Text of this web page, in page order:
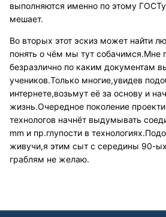
выполняются именно по этому
мешает.
Во вторых этот эскиз может найти
понять о чём мы тут собачимся.Мне
безразлично по каким документам
учеников.Только многие,увидев
интернете,возьмут её за основу и
жизнь.Очередное поколение
технологов начнёт выдумывать
mm и пр.глупости в
живучи,я этим сыт с середины 90-
граблям не желаю.